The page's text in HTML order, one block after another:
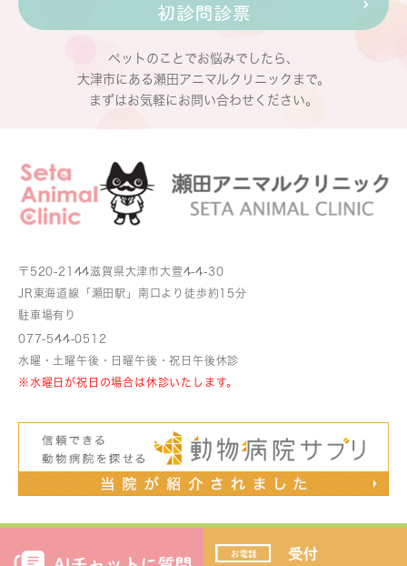
ペットのことでお悩みでしたら、
大津市にある瀬田アニマルクリニックまで。
まずはお気軽にお問い合わせください。
〒520-2144滋賀県大津市大萱4-4-30
JR東海道線「瀬田駅」南口より徒歩約15分
駐車場有り
077-544-0512
水曜・土曜午後・日曜午後・祝日午後休診
※水曜日が祝日の場合は休診いたします。
ださい。©瀬田アニマルクリニック